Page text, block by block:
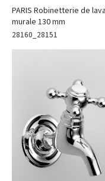
PARIS Robinetterie de
murale 130 mm
28160_28151